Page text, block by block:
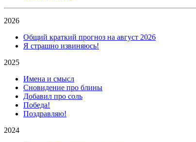
2026
Общий краткий прогноз на август 2026
Я страшно извиняюсь!
2025
Имена и смысл
Сновидение про блины
Добавил про соль
Победа!
Поздравляю!
2024